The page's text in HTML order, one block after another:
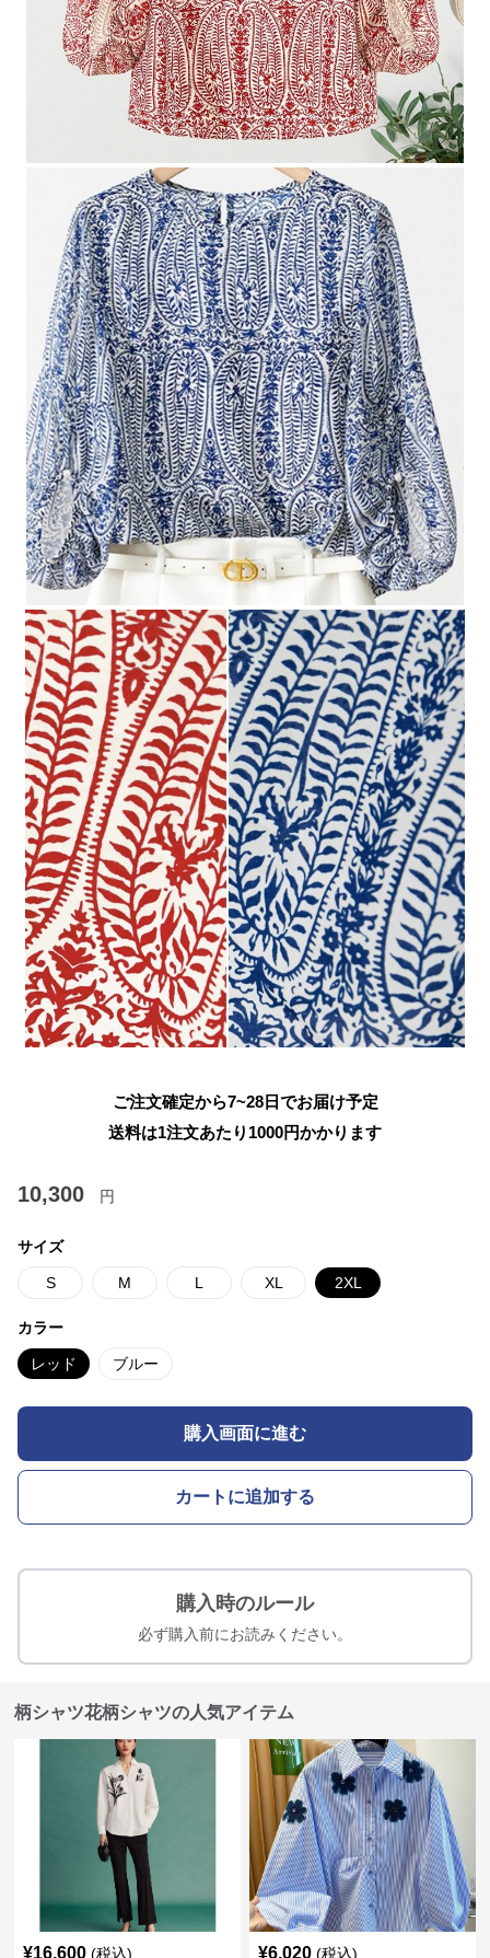
ご注文確定から7~28日でお届け予定
送料は1注文あたり 1000円かかります
10,300 円
サイズ
S M L XL 2XL
カラー
レッド ブルー
購入画面に進む
カートに追加する
購入時のルール
必ず購入前にお読みください。
柄シャツ花柄シャツの人気アイテム
¥16,600 (税込) ¥6,020 (税込)